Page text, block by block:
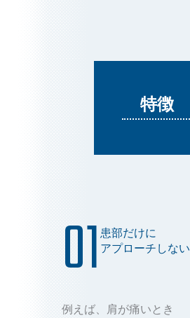
特徴
01 患部だけに
アプローチしない
例えば、肩が痛いとき